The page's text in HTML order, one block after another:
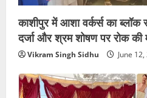
काशीपुर में आशा वर्कर्स का ब्लॉक
दर्जा और श्रम शोषण पर रोक की
Vikram Singh Sidhu June